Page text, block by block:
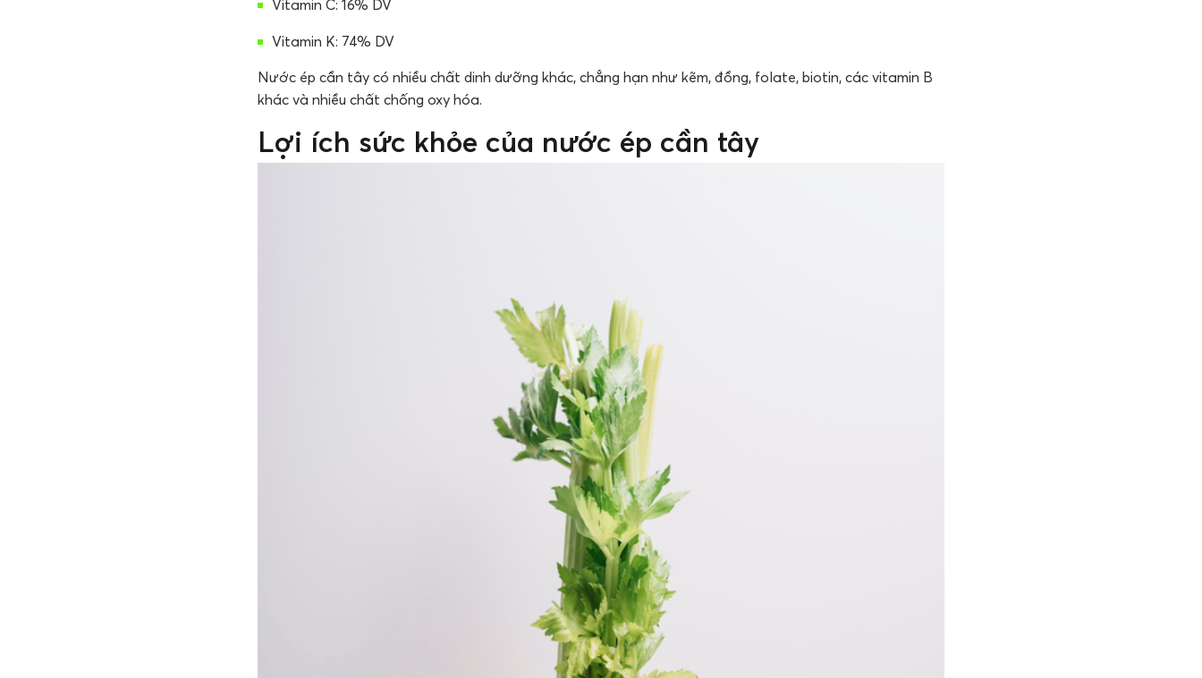
Vitamin C: 16% DV
Vitamin K: 74% DV
Nước ép cần tây có nhiều chất dinh dưỡng khác, chẳng hạn như kẽm, đồng, folate, biotin, các vitamin B
khác và nhiều chất chống oxy hóa.
Lợi ích sức khỏe của nước ép cần tây